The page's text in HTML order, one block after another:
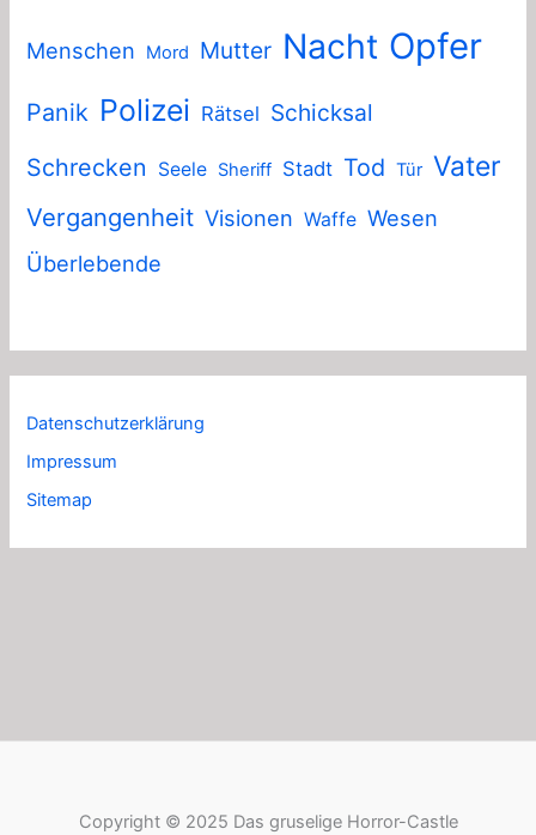
Menschen Mord Mutter Nacht Opfer
Panik Polizei Rätsel Schicksal
Schrecken
Seele Sheriff Stadt Tod Tür Vater
Vergangenheit Visionen Waffe Wesen
Überlebende
Datenschutzerklärung
Impressum
Sitemap
Copyright © 2025 Das gruselige Horror-Castle